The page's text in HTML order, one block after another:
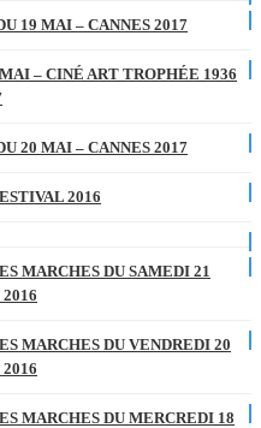
19 MAI – CANNES 2017
– CINÉ ART TROPHÉE 1936
20 MAI – CANNES 2017
2016
MARCHES DU SAMEDI 21
MARCHES DU VENDREDI 20
MARCHES DU MERCREDI 18